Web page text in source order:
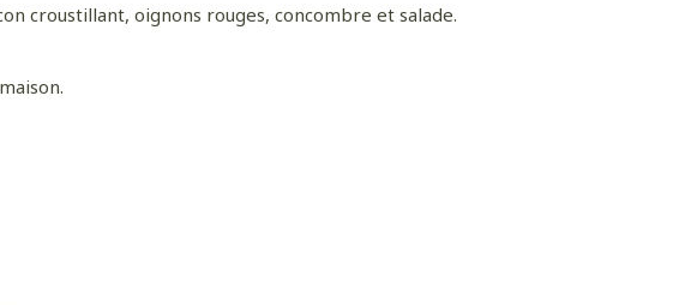
croustillant, oignons rouges, concombre et salade.